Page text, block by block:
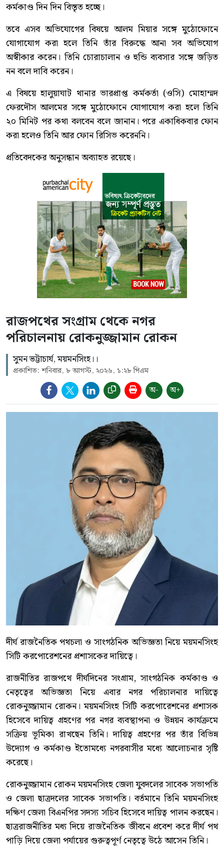
কর্মকাণ্ড দিন দিন বিস্তৃত হচ্ছে।
তবে এসব অভিযোগের বিষয়ে আলম মিয়ার সঙ্গে মুঠোফোনে
যোগাযোগ করা হলে তিনি তাঁর বিরুদ্ধে আনা সব অভিযোগ
অস্বীকার করেন। তিনি চোরাচালান ও হুন্ডি ব্যবসার সঙ্গে জড়িত
নন বলে দাবি করেন।
এ বিষয়ে হালুয়াঘাট থানার ভারপ্রাপ্ত কর্মকর্তা (ওসি) মোহাম্মদ
ফেরদৌস আলমের সঙ্গে মুঠোফোনে যোগাযোগ করা হলে তিনি
২০ মিনিট পর কথা বলবেন বলে জানান। পরে একাধিকবার ফোন
করা হলেও তিনি আর ফোন রিসিভ করেননি।
প্রতিবেদকের অনুসন্ধান অব্যাহত রয়েছে।
রাজপথের সংগ্রাম থেকে নগর
পরিচালনায় রোকনুজ্জামান রোকন
সুমন ভট্টাচার্য, ময়মনসিংহ।।
প্রকাশিত: শনিবার, ৮ আগস্ট, ২০২৬, ১:২৮ পিএম
অ- অ+
দীর্ঘ রাজনৈতিক পথচলা ও সাংগঠনিক অভিজ্ঞতা নিয়ে ময়মনসিংহ
সিটি করপোরেশনের প্রশাসকের দায়িত্বে।
রাজনীতির রাজপথে দীর্ঘদিনের সংগ্রাম, সাংগঠনিক কর্মকাণ্ড ও
নেতৃত্বের অভিজ্ঞতা নিয়ে এবার নগর পরিচালনার দায়িত্বে
রোকনুজ্জামান রোকন। ময়মনসিংহ সিটি করপোরেশনের প্রশাসক
হিসেবে দায়িত্ব গ্রহণের পর নগর ব্যবস্থাপনা ও উন্নয়ন কার্যক্রমে
সক্রিয় ভূমিকা রাখছেন তিনি। দায়িত্ব গ্রহণের পর তাঁর বিভিন্ন
উদ্যোগ ও কর্মকাণ্ড ইতোমধ্যে নগরবাসীর মধ্যে আলোচনার সৃষ্টি
করেছে।
রোকনুজ্জামান রোকন ময়মনসিংহ জেলা যুবদলের সাবেক সভাপতি
ও জেলা ছাত্রদলের সাবেক সভাপতি। বর্তমানে তিনি ময়মনসিংহ
দক্ষিণ জেলা বিএনপির সদস্য সচিব হিসেবে দায়িত্ব পালন করছেন।
ছাত্ররাজনীতির মধ্য দিয়ে রাজনৈতিক জীবনে প্রবেশ করে দীর্ঘ পথ
পাড়ি দিয়ে জেলা পর্যায়ের গুরুত্বপূর্ণ নেতৃত্বে উঠে আসেন তিনি।